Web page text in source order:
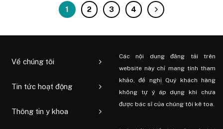
1 2 3 4
Về chúng tôi
Tin tức hoạt động
Thông tin y khoa
Các nội dung đăng tải trên
website này chỉ mang tính tham
khảo, đề nghị Quý khách hàng
không tự ý áp dụng khi chưa
được bác sĩ của chúng tôi kê toa.